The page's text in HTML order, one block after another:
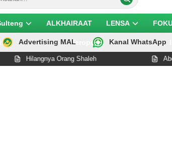
ALKHAIRAAT LENSA
Teropong
Advertising MAL Kanal WhatsApp
Hilangnya Orang Shaleh Abdul